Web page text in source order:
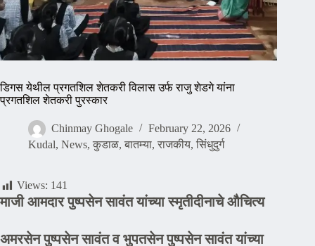
डिगस येथील प्रगतशिल शेतकरी विलास उर्फ राजु शेडगे यांना
प्रगतशिल शेतकरी पुरस्कार
Chinmay Ghogale
February 22, 2026
Kudal, News, कुडाळ, बातम्या, राजकीय, सिंधुदुर्ग
Views: 141
माजी आमदार पुष्पसेन सावंत यांच्या स्मृतीदीनाचे औचित्य
अमरसेन पुष्पसेन सावंत व भुपतसेन पुष्पसेन सावंत यांच्या